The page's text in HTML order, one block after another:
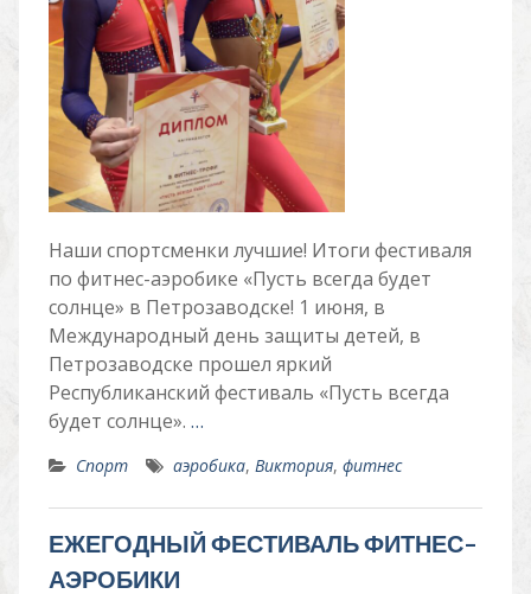
Наши спортсменки лучшие! Итоги фестиваля
по фитнес-аэробике «Пусть всегда будет
солнце» в Петрозаводске! 1 июня, в
Международный день защиты детей, в
Петрозаводске прошел яркий
Республиканский фестиваль «Пусть всегда
будет солнце». …
Спорт аэробика, Виктория, фитнес
ЕЖЕГОДНЫЙ ФЕСТИВАЛЬ ФИТНЕС-
АЭРОБИКИ